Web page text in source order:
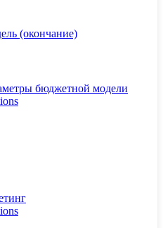
(окончание)
бюджетной модели